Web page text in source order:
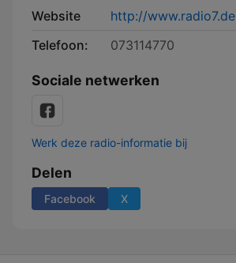
Website
http://www.radio7.de
Telefoon:
073114770
Sociale netwerken
Werk deze radio-informatie bij
Delen
Facebook X